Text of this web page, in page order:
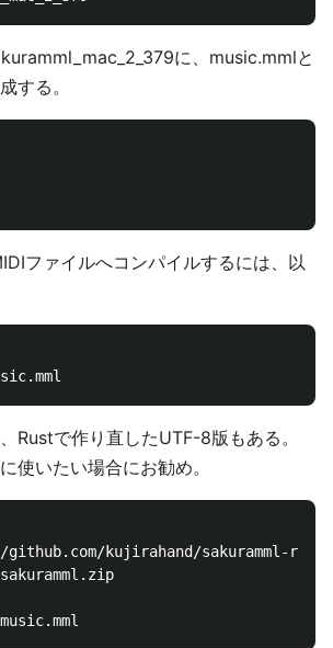
に、music.mmlと
する。
ファイルへコンパイルするには、以
Rustで作り直したUTF-8版もある。
使いたい場合にお勧め。
kujirahand/sakuramml-rust/